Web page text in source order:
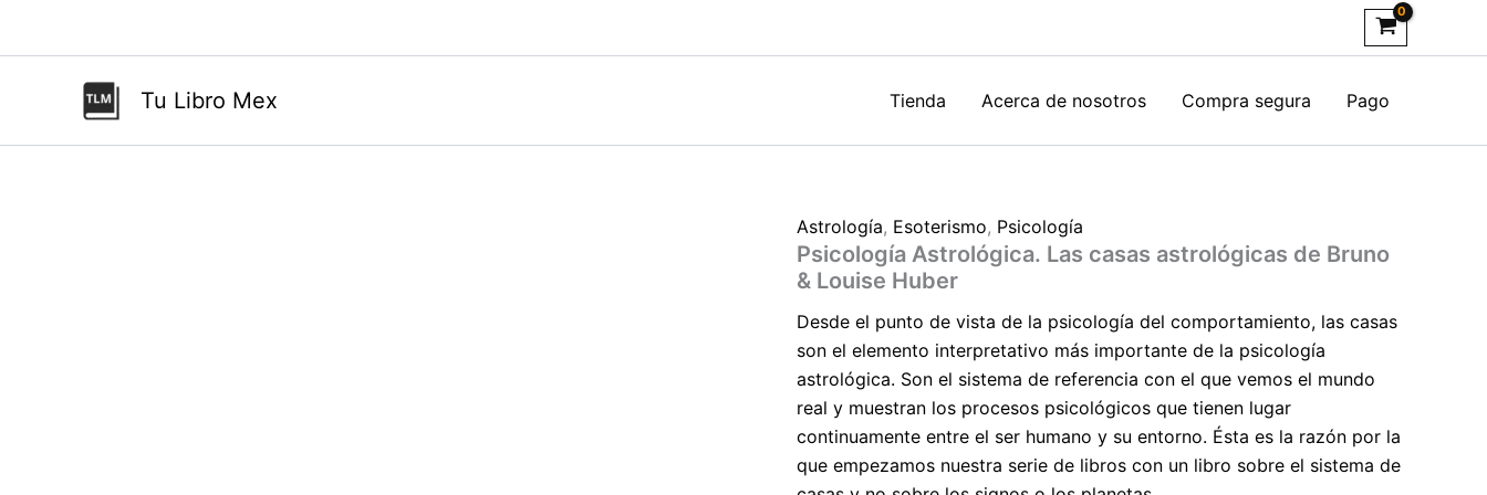
Tu Libro Mex Tienda Acerca de nosotros Compra segura Pago
Astrología, Esoterismo, Psicología
Psicología Astrológica. Las casas astrológicas de Bruno
& Louise Huber
Desde el punto de vista de la psicología del comportamiento, las casas
son el elemento interpretativo más importante de la psicología
astrológica. Son el sistema de referencia con el que vemos el mundo
real y muestran los procesos psicológicos que tienen lugar
continuamente entre el ser humano y su entorno. Ésta es la razón por la
que empezamos nuestra serie de libros con un libro sobre el sistema de
&